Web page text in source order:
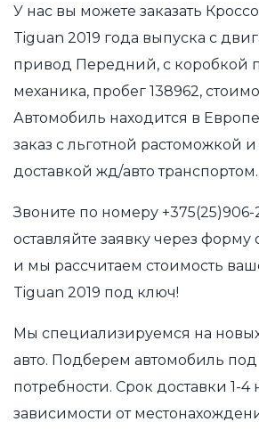
У нас вы можете заказать
Tiguan 2019 года выпуска с
привод Передний, с коробкой
механика, пробег 138962,
Автомобиль находится в
заказ с льготной растоможкой
доставкой жд/авто транспортом.
Звоните по номеру +375(25)906-
оставляйте заявку через форму
и мы рассчитаем стоимость
Tiguan 2019 под ключ!
Мы специализируемся на
авто. Подберем автомобиль
потребности. Срок доставки 1-4
зависимости от